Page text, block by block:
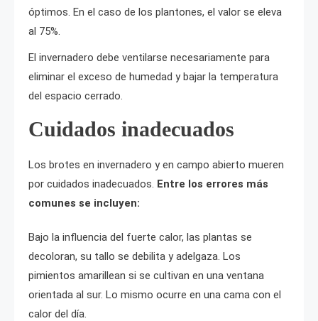
óptimos. En el caso de los plantones, el valor se eleva
al 75%.
El invernadero debe ventilarse necesariamente para
eliminar el exceso de humedad y bajar la temperatura
del espacio cerrado.
Cuidados inadecuados
Los brotes en invernadero y en campo abierto mueren
por cuidados inadecuados. Entre los errores más
comunes se incluyen:
Bajo la influencia del fuerte calor, las plantas se
decoloran, su tallo se debilita y adelgaza. Los
pimientos amarillean si se cultivan en una ventana
orientada al sur. Lo mismo ocurre en una cama con el
calor del día.